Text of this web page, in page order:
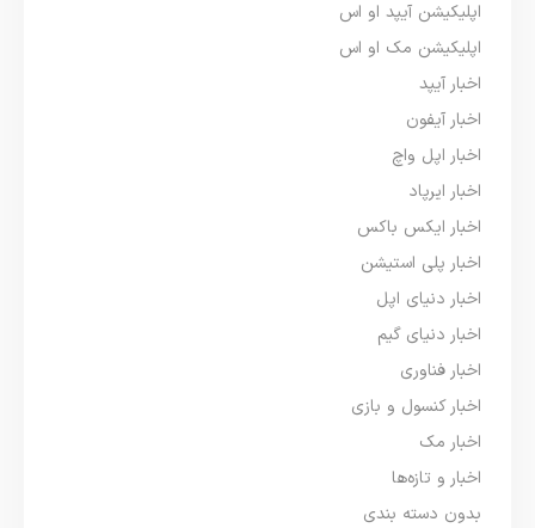
اپلیکیشن آیپد او اس
اپلیکیشن مک او اس
اخبار آیپد
اخبار آیفون
اخبار اپل واچ
اخبار ایرپاد
اخبار ایکس باکس
اخبار پلی استیشن
اخبار دنیای اپل
اخبار دنیای گیم
اخبار فناوری
اخبار کنسول و بازی
اخبار مک
اخبار و تازه‌ها
بدون دسته بندی